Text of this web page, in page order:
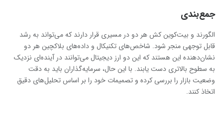
جمع‌بندی
الگورند و بیت‌کوین کش هر دو در مسیری قرار دارند که می‌تواند به رشد
قابل توجهی منجر شود. شاخص‌های تکنیکال و داده‌های بلاکچین هر دو
نشان‌دهنده این هستند که این دو ارز دیجیتال می‌توانند در آینده‌ای نزدیک
به سطوح بالاتری دست یابند. با این حال، سرمایه‌گذاران باید به دقت
وضعیت بازار را بررسی کرده و تصمیمات خود را بر اساس تحلیل‌های دقیق
اتخاذ کنند.